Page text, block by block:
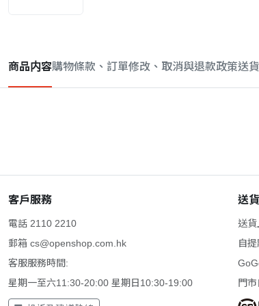
商品内容購物條款、訂單修改、取消與退款政策送
客戶服務
電話 2110 2210
郵箱 cs@openshop.com.hk
客服服務時間:
星期一至六11:30-20:00 星期日10:30-19:00
送
送貨
自
門